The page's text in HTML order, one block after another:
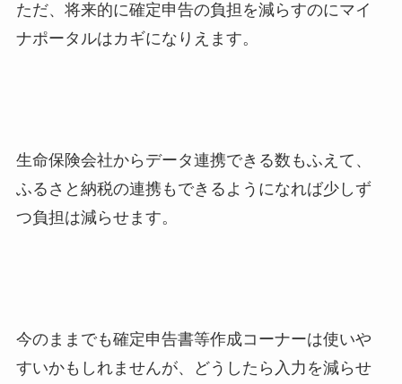
ただ、将来的に確定申告の負担を減らすのにマイ
ナポータルはカギになりえます。
生命保険会社からデータ連携できる数もふえて、
ふるさと納税の連携もできるようになれば少しず
つ負担は減らせます。
今のままでも確定申告書等作成コーナーは使いや
すいかもしれませんが、どうしたら入力を減らせ